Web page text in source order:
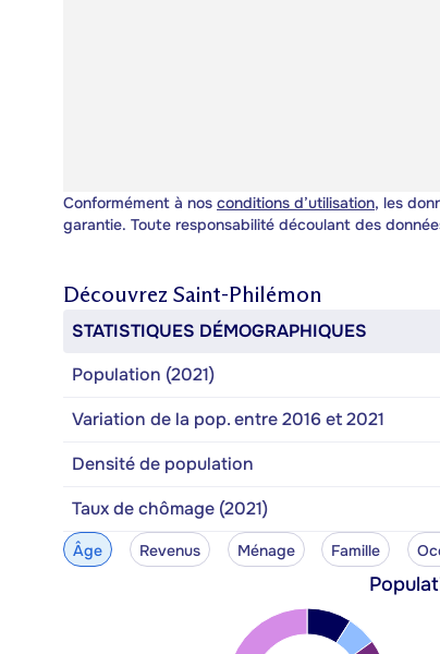
Conformément à nos conditions d’utilisation, les
garantie. Toute responsabilité découlant des
Découvrez Saint-Philémon
STATISTIQUES DÉMOGRAPHIQUES
Population (2021)
Variation de la pop. entre 2016 et 2021
Densité de population
Taux de chômage (2021)
Âge Revenus Ménage Famille